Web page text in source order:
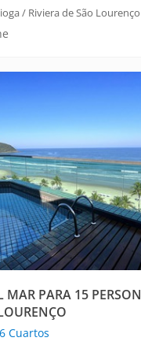
/ Riviera de São Lourenço
MAR PARA 15
6 Cuartos